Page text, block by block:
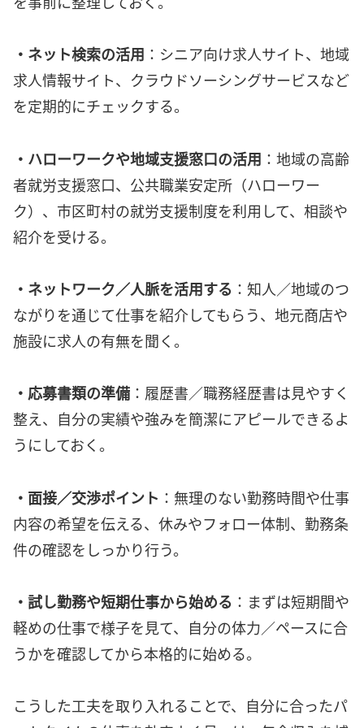
・ネット検索の活用 ：シニア向け求人サイト、地域
求人情報サイト、クラウドソーシングサービスなど
を定期的にチェックする。
・ハローワークや地域支援窓口の活用 ：地域の高齢
者就労支援窓口、公共職業安定所（ハローワー
ク）、市区町村の就労支援制度を利用して、相談や
紹介を受ける。
・ネットワーク／人脈を活用する ：知人／地域のつ
ながりを通じて仕事を紹介してもらう、地元商店や
施設に求人の有無を聞く。
・応募書類の準備 ：履歴書／職務経歴書は見やすく
整え、自分の実績や強みを簡潔にアピールできるよ
うにしておく。
・面接／交渉ポイント ：無理のない勤務時間や仕事
内容の希望を伝える、休みやフォロー体制、勤務条
件の確認をしっかり行う。
・試し勤務や短期仕事から始める ：まずは短期間や
軽めの仕事で様子を見て、自分の体力／ペースに合
うかを確認してから本格的に始める。
こうした工夫を取り入れることで、自分に合ったパ